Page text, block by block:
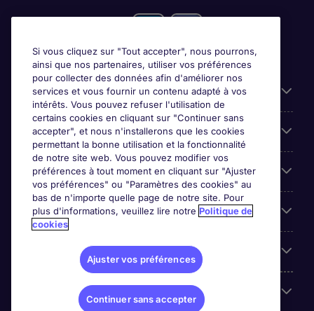
Candidats
Entreprises
Contact
Les avis Google
Nos offres d'emploi
Si vous cliquez sur "Tout accepter", nous pourrons,
ainsi que nos partenaires, utiliser vos préférences
pour collecter des données afin d'améliorer nos
services et vous fournir un contenu adapté à vos
intérêts. Vous pouvez refuser l'utilisation de
certains cookies en cliquant sur "Continuer sans
accepter", et nous n'installerons que les cookies
permettant la bonne utilisation et la fonctionnalité
de notre site web. Vous pouvez modifier vos
préférences à tout moment en cliquant sur "Ajuster
vos préférences" ou "Paramètres des cookies" au
bas de n'importe quelle page de notre site. Pour
plus d'informations, veuillez lire notre Politique de
cookies
Ajuster vos préférences
Continuer sans accepter